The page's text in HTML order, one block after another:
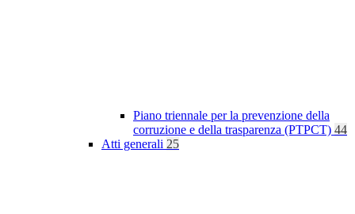
Piano triennale per la prevenzione della
corruzione e della trasparenza (PTPCT) 44
Atti generali 25